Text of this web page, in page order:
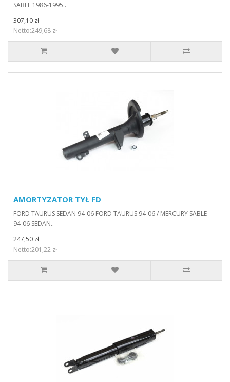
SABLE 1986-1995..
307,10 zł
Netto:249,68 zł
AMORTYZATOR TYŁ FD
FORD TAURUS SEDAN 94-06 FORD TAURUS 94-06 / MERCURY SABLE
94-06 SEDAN..
247,50 zł
Netto:201,22 zł